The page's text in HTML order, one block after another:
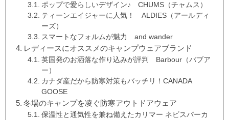
ポップで愛らしいデザイン♪ CHUMS（チャムス）
ティーンエイジャーに人気！ ALDIES（アールディ
ーズ）
スマートなフォルムが魅力 and wander
レディースにオススメのキャンプウェアブランド
英国発のお洒落な作り込みが評判 Barbour（バブア
ー）
カナダ産だから防寒対策もバッチリ！CANADA
GOOSE
冬場のキャンプを凌ぐ防寒アウトドアウェア
保温性と通気性を兼ね備えたカリマー ネビスパーカ